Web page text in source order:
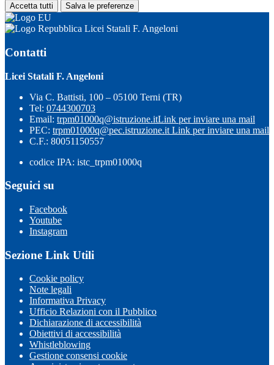
Accetta tutti Salva le preferenze
Licei Statali F. Angeloni
Contatti
Licei Statali F. Angeloni
Via C. Battisti, 100 – 05100 Terni (TR)
Tel: 0744300703
Email: trpm01000q@istruzione.itLink per inviare una mail
PEC: trpm01000q@pec.istruzione.it Link per inviare una mail
C.F.: 80051150557
codice IPA: istc_trpm01000q
Seguici su
Facebook
Youtube
Instagram
Sezione Link Utili
Cookie policy
Note legali
Informativa Privacy
Ufficio Relazioni con il Pubblico
Dichiarazione di accessibilità
Obiettivi di accessibilità
Whistleblowing
Gestione consensi cookie